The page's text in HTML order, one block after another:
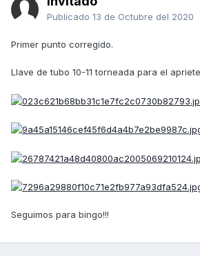
Publicado 13 de Octubre del 2020
Primer punto corregido.
Llave de tubo 10-11 torneada para el
Seguimos para bingo!!!